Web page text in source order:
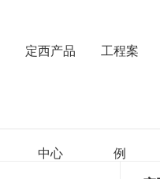
定西产品
中心
工程案
例